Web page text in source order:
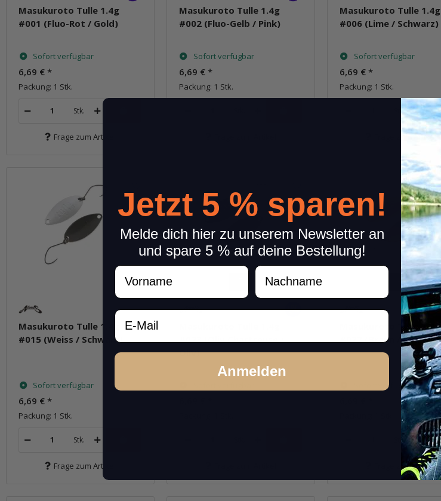
Masukuroto Tulle 1.4g
#001 (Fluo-Rot / Gold)
Sofort verfügbar
6,69 € *
Packung: 1 Stk.
Stk.
Frage zum Artikel
Masukuroto Tulle 1.4g
#002 (Fluo-Gelb / Pink)
Sofort verfügbar
6,69 € *
Packung: 1 Stk.
Masukuroto Tulle 1.4g
#006 (Lime / Schwarz)
Sofort verfügbar
6,69 € *
Packung: 1 Stk.
Stk.
Frage zum Artikel
Masukuroto Tulle 1.4g
#015 (Weiss / Schwarz)
Sofort verfügbar
6,69 € *
Packung: 1 Stk.
Stk.
Frage zum Artikel
Oliv)
Masukuroto Tulle 1.4g
#027 (Braun / Orange)
Sofort verfügbar
Frage zum Artikel
Jetzt 5 % sparen!
Melde dich hier zu unserem Newsletter an
und spare 5 % auf deine Bestellung!
Vorname Nachname
Email
Anmelden